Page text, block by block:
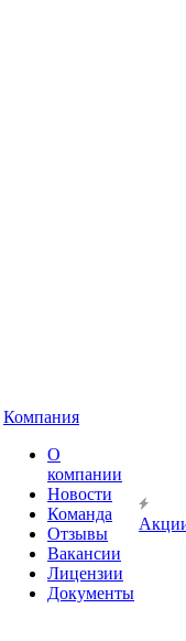
Компания
О
компании
Новости
Команда
Отзывы
Вакансии
Лицензии
Документы